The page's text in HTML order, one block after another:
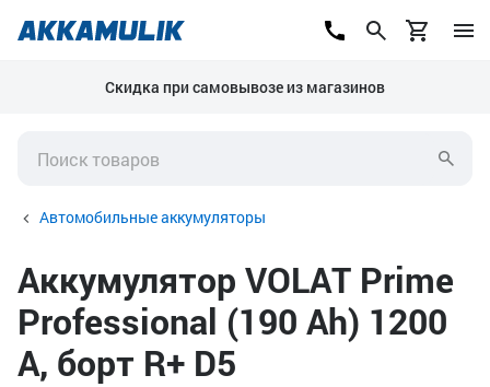
Скидка при самовывозе из магазинов
Автомобильные аккумуляторы
Аккумулятор VOLAT Prime
Professional (190 Ah) 1200
А, борт R+ D5